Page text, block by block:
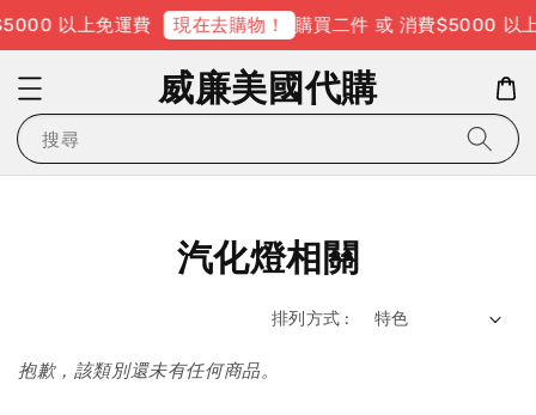
以上免運費 現在去購物！ 購買二件 或 消費$5000 以
威廉美國代購
搜尋
汽化燈相關
排列方式 :
抱歉，該類別還未有任何商品。